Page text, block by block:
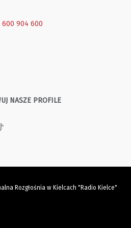
600 904 600
NASZE PROFILE
Rozgłośnia w Kielcach "Radio Kielce"